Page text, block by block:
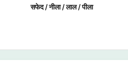
सफेद / नीला / लाल / पीला